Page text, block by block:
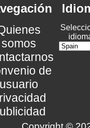
somos
de